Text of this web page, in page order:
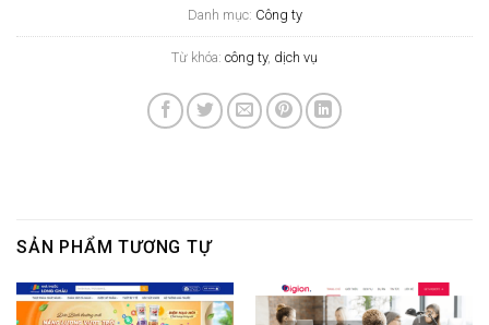
Danh mục: Công ty
Từ khóa: công ty, dịch vụ
SẢN PHẨM TƯƠNG TỰ